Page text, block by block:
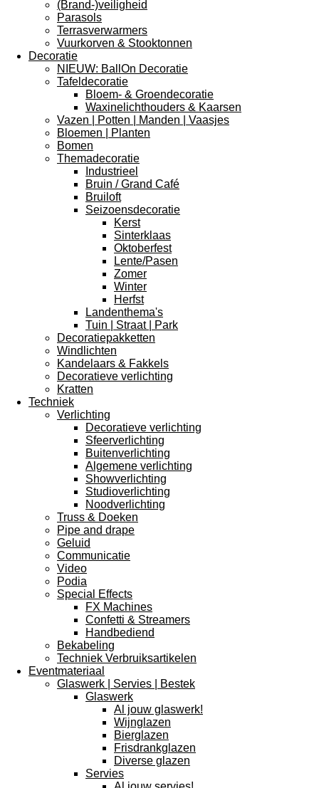
(Brand-)veiligheid
Parasols
Terrasverwarmers
Vuurkorven & Stooktonnen
Decoratie
NIEUW: BallOn Decoratie
Tafeldecoratie
Bloem- & Groendecoratie
Waxinelichthouders & Kaarsen
Vazen | Potten | Manden | Vaasjes
Bloemen | Planten
Bomen
Themadecoratie
Industrieel
Bruin / Grand Café
Bruiloft
Seizoensdecoratie
Kerst
Sinterklaas
Oktoberfest
Lente/Pasen
Zomer
Winter
Herfst
Landenthema's
Tuin | Straat | Park
Decoratiepakketten
Windlichten
Kandelaars & Fakkels
Decoratieve verlichting
Kratten
Techniek
Verlichting
Decoratieve verlichting
Sfeerverlichting
Buitenverlichting
Algemene verlichting
Showverlichting
Studioverlichting
Noodverlichting
Truss & Doeken
Pipe and drape
Geluid
Communicatie
Video
Podia
Special Effects
FX Machines
Confetti & Streamers
Handbediend
Bekabeling
Techniek Verbruiksartikelen
Eventmateriaal
Glaswerk | Servies | Bestek
Glaswerk
Al jouw glaswerk!
Wijnglazen
Bierglazen
Frisdrankglazen
Diverse glazen
Servies